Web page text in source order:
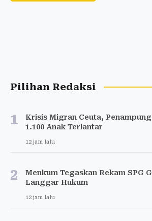
Pilihan Redaksi
1
Krisis Migran Ceuta,
1.100 Anak Terlantar
12 jam lalu
2
Menkum Tegaskan Rekam SPG
Langgar Hukum
12 jam lalu